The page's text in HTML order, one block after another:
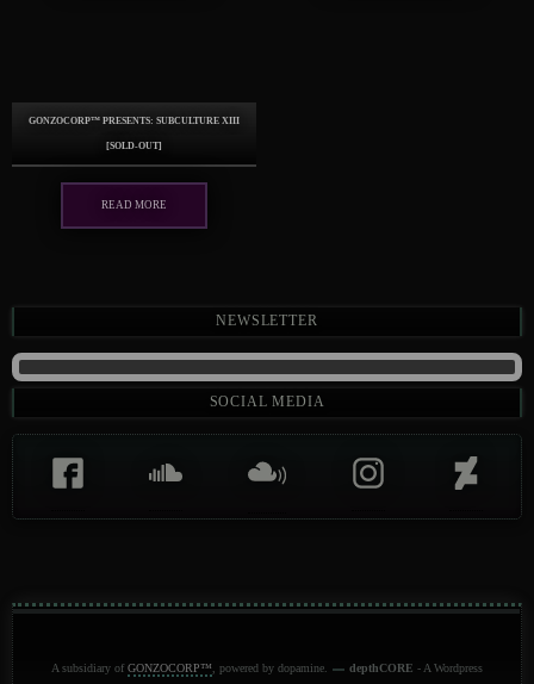
GonzoCORP™ presents: Subculture XIII
[sold-out]
Read more
Newsletter
Social Media
A subsidiary of GONZOCORP™ , powered by dopamine. depthCORE - A Wordpress